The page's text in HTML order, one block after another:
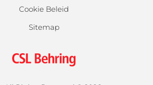
Cookie Beleid
Sitemap